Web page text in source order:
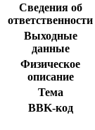
Сведения об
ответственности
Выходные
данные
Физическое
описание
Тема
BBK-код